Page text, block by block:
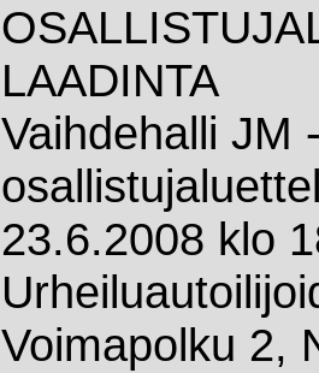
LAADINTA
Vaihdehalli JM
23.6.2008 klo
Voimapolku 2,